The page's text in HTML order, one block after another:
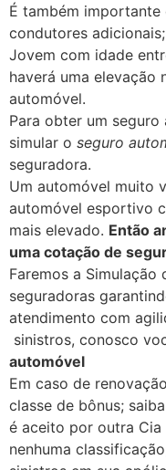
É também
condutores
Jovem com idade
haverá uma elevação
automóvel.
Para obter um
simular o seguro
seguradora.
Um automóvel muito
automóvel esportivo
mais elevado. Então
uma cotação de
Faremos a Simulação
seguradoras
atendimento com
sinistros, conosco
automóvel
Em caso de
classe de bônus;
é aceito por outra Cia
nenhuma